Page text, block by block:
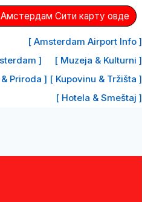
Сити карту овде
[ Amsterdam Airport Info ]
]
[ Muzeja & Kulturni ]
Priroda ] [ Kupovinu & Tržišta ]
[ Hotela & Smeštaj ]